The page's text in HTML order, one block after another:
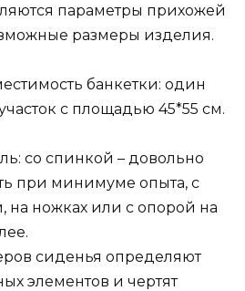
параметры прихожей
размеры изделия.
банкетки: один
с площадью 45*55 см.
со спинкой – довольно
при минимуме опыта, с
ножках или с опорой на
сиденья определяют
элементов и чертят